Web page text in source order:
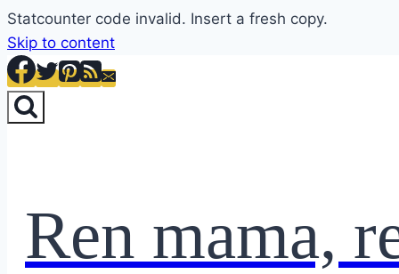
Statcounter code invalid. Insert a fresh copy.
Skip to content
Ren mama,